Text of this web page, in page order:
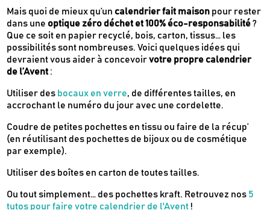
Mais quoi de mieux qu’un calendrier fait maison pour rester
dans une optique zéro déchet et 100% éco-responsabilité?
Que ce soit en papier recyclé, bois, carton, tissus… les
possibilités sont nombreuses. Voici quelques idées qui
devraient vous aider à concevoirvotre propre calendrier
de l’Avent :
Utiliser des bocaux en verre, de différentes tailles, en
accrochant le numéro du jour avec une cordelette.
Coudre de petites pochettes en tissu ou faire de la récup’
(en réutilisant des pochettes de bijoux ou de cosmétique
par exemple).
Utiliser des boîtes en carton de toutes tailles.
Ou tout simplement… des pochettes kraft. Retrouvez nos 5
tutos pour faire votre calendrier de l'Avent !